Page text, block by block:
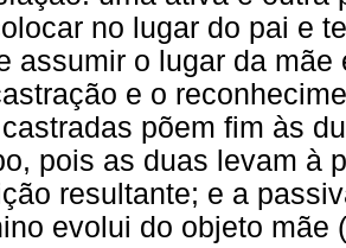
no lugar do pai e
assumir o lugar da
e o
põem fim às
pois as duas levam à
resultante; e a
evolui do objeto mãe